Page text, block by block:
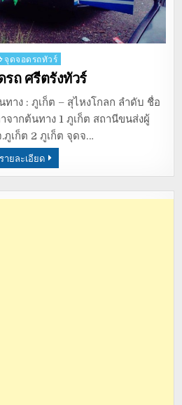
จุดจอดรถทัวร์
รถ ศรีตรังทัวร์
ทาง : ภูเก็ต – สุไหงโกลก ลำดับ ชื่อ
จากต้นทาง 1 ภูเก็ต สถานีขนส่งผู้
ภูเก็ต 2 ภูเก็ต จุดจ…
รายละเอียด